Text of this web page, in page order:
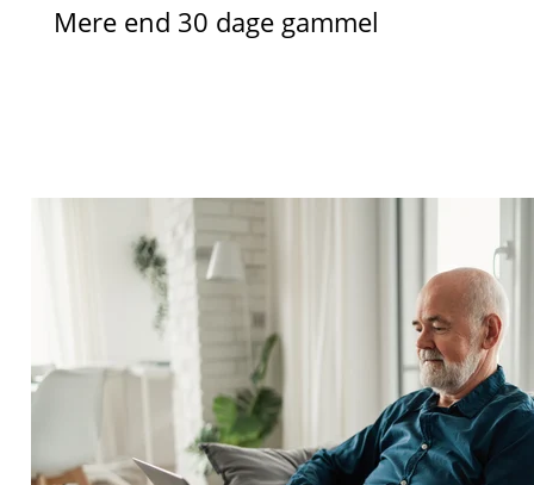
Mere end 30 dage gammel